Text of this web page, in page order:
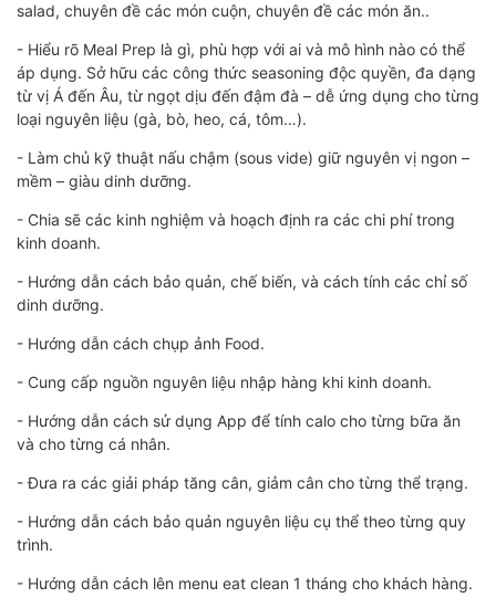
salad, chuyên đề các món cuộn, chuyên đề các món ăn..
- Hiểu rõ Meal Prep là gì, phù hợp với ai và mô hình nào có thể
áp dụng. Sở hữu các công thức seasoning độc quyền, đa dạng
từ vị Á đến Âu, từ ngọt dịu đến đậm đà – dễ ứng dụng cho từng
loại nguyên liệu (gà, bò, heo, cá, tôm…).
- Làm chủ kỹ thuật nấu chậm (sous vide) giữ nguyên vị ngon –
mềm – giàu dinh dưỡng.
- Chia sẽ các kinh nghiệm và hoạch định ra các chi phí trong
kinh doanh.
- Hướng dẫn cách bảo quản, chế biến, và cách tính các chỉ số
dinh dưỡng.
- Hướng dẫn cách chụp ảnh Food.
- Cung cấp nguồn nguyên liệu nhập hàng khi kinh doanh.
- Hướng dẫn cách sử dụng App để tính calo cho từng bữa ăn
và cho từng cá nhân.
- Đưa ra các giải pháp tăng cân, giảm cân cho từng thể trạng.
- Hướng dẫn cách bảo quản nguyên liệu cụ thể theo từng quy
trình.
- Hướng dẫn cách lên menu eat clean 1 tháng cho khách hàng.